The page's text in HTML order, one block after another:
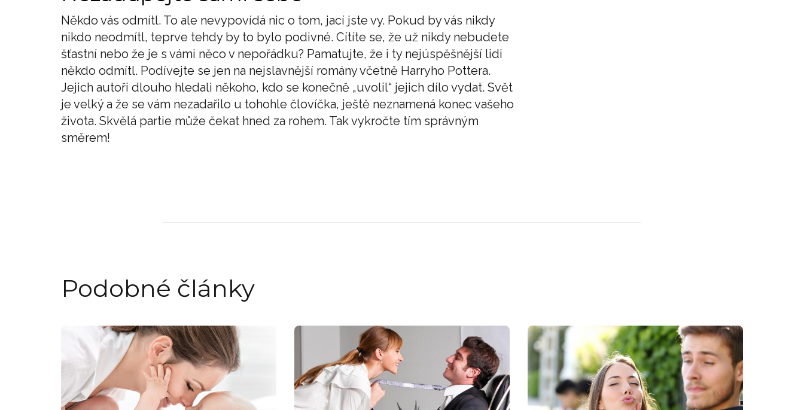
Někdo vás odmítl. To ale nevypovídá nic o tom, jací jste vy. Pokud by vás nikdy
nikdo neodmítl, teprve tehdy by to bylo podivné. Cítíte se, že už nikdy nebudete
šťastní nebo že je s vámi něco v nepořádku? Pamatujte, že i ty nejúspěšnější lidi
někdo odmítl. Podívejte se jen na nejslavnější romány včetně Harryho Pottera.
Jejich autoři dlouho hledali někoho, kdo se konečně „uvolil“ jejich dílo vydat. Svět
je velký a že se vám nezadařilo u tohohle človíčka, ještě neznamená konec vašeho
života. Skvělá partie může čekat hned za rohem. Tak vykročte tím správným
směrem!
Podobné články